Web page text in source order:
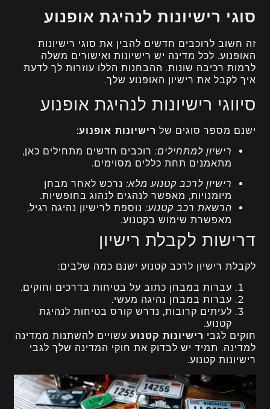
סוגי רישיונות לנהיגת אופנוע
זה חשוב לרוכבים חדשים להבין את סוגי רישיונות
האופנוע. לכל מדינה יש רישיונות ואישורים משלה
לרמות רכיבה שונות. ההבחנות הללו עוזרות לך לדעת
איך לקבל את רישיון האופנוע שלך.
סיווגי רישיונות לנהיגת אופנוע
ישנם מספר סוגים של רישיונות אופנוע:
רישיון למתחילים: רוכבים חדשים מתחילים כאן,
מתאמנים תחת כללים מסוימים.
רישיון לרכב קטנוע מלא: נרכש לאחר מבחן
מיומנויות, מאפשר לנהגים לנהוג בחופשיות.
הרשאת רכב קטנוע: נוספת לרישיון נהיגה רגיל,
מאפשרת שימוש בקטנוע.
דרישות לקבלת רישיון
לקבלת רישיון לרכב קטנוע ישנם כמה שלבים:
עברות במבחן כתוב על בטיחות בדרכים וחוקים.
עברות במבחן נהיגה מעשי.
לעיתים קרובות, נדרש קורס בטיחות לנהיגת
קטנוע.
חוקים לגבי רישיונות קטנוע עשויים להשתנות ממדינה
למדינה. תמיד יש לבדוק את חוקי המדינה שלך לגבי
רישיונות קטנוע.